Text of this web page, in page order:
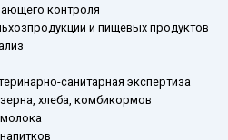
контроля
и пищевых продуктов
санитарная экспертиза
хлеба, комбикормов